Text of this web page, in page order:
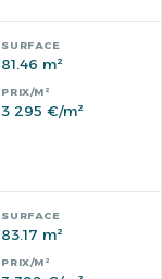
81.46 m²
3 295 €/m²
83.17 m²